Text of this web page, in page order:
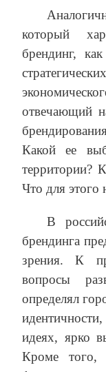
который
брендинг,
отвечающий
Какой ее
территории?
Что для этого
В
брендинга
зрения. К
вопросы
определял
идеях, ярко
Кроме того,